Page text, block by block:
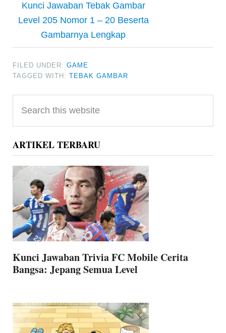
Kunci Jawaban Tebak Gambar
Level 205 Nomor 1 – 20 Beserta
Gambarnya Lengkap
FILED UNDER:GAME
TAGGED WITH:TEBAK GAMBAR
Primary
Sidebar
this
website
ARTIKEL TERBARU
Kunci Jawaban Trivia FC Mobile Cerita
Bangsa: Jepang Semua Level